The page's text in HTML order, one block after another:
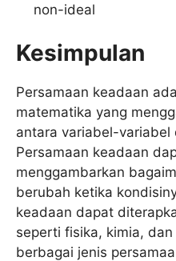
non-ideal
Kesimpulan
Persamaan keadaan
matematika yang
antara variabel-variabel
Persamaan keadaan
menggambarkan
berubah ketika
keadaan dapat
seperti fisika, kimia,
berbagai jenis